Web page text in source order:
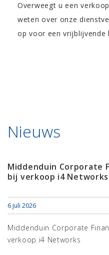
Overweegt u een
weten over onze
op voor een vrijblijvende
Nieuws
Middenduin Corporate
bij verkoop i4 Networks
6 juli 2026
Middenduin Corporate
verkoop i4 Networks